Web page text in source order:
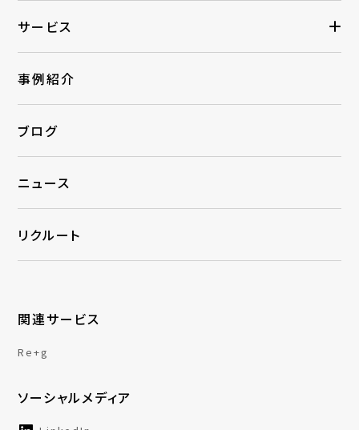
サービス
事例紹介
ブログ
ニュース
リクルート
関連サービス
Re+g
ソーシャルメディア